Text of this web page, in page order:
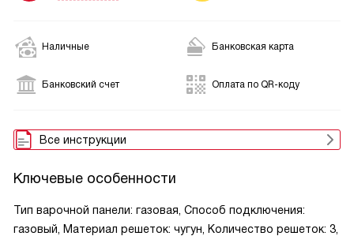
Наличные Банковская карта
Банковский счет Оплата по QR-коду
Все инструкции
Ключевые особенности
Тип варочной панели: газовая, Способ подключения:
газовый, Материал решеток: чугун, Количество решеток: 3,